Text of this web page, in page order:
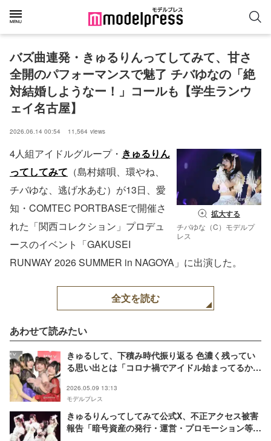
バズ曲連発・きゅるりんってしてみて、甘さ
全開のパフォーマンスで魅了 チバゆなの「絶
対結婚しようなー！」コールも【学生ランウ
ェイ名古屋】
2026.06.14 00:54 11,564 views
拡大する
チバゆな（C）モデルプ
レス
4人組アイドルグループ・ きゅるりん
ってしてみて （島村嬉唄、環やね、
チバゆな、逃げ水あむ）が13日、愛
知・COMTEC PORTBASEで開催さ
れた「関西コレクション」プロデュ
ースのイベント「GAKUSEI
RUNWAY 2026 SUMMER in NAGOYA」に出演した。
全文を読む
あわせて読みたい
きゅるして、下積み時代振り返る 色濃く残ってい
る思い出とは「コロナ禍でアイドル始まってるか
Photobook カワイイ・リアリズム】
2026.05.09 13:13
モデルプレス
きゅるりんってしてみて公式X、不正アクセス被害
報告「暗号資産の発行・運営・プロモーション等に